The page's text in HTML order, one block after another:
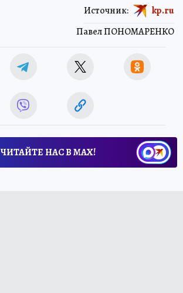
Павел ПОНОМАРЕНКО
Источник: kp.ru
ЧИТАЙТЕ НАС В МАХ!